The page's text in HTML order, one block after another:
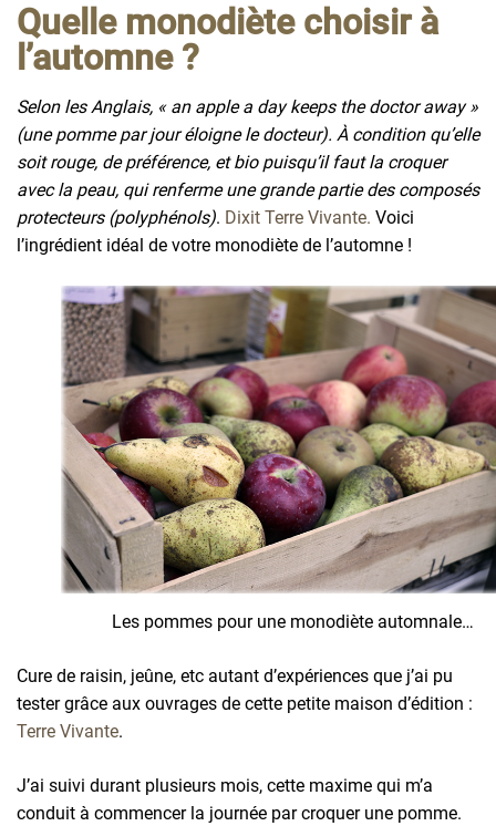
Quelle monodiète choisir à
l’automne ?
Selon les Anglais, « an apple a day keeps the doctor away »
(une pomme par jour éloigne le docteur). À condition qu’elle
soit rouge, de préférence, et bio puisqu’il faut la croquer
avec la peau, qui renferme une grande partie des composés
protecteurs (polyphénols). Dixit Terre Vivante. Voici
l’ingrédient idéal de votre monodiète de l’automne !
Les pommes pour une monodiète automnale…
Cure de raisin, jeûne, etc autant d’expériences que j’ai pu
tester grâce aux ouvrages de cette petite maison d’édition :
Terre Vivante.
J’ai suivi durant plusieurs mois, cette maxime qui m’a
conduit à commencer la journée par croquer une pomme.